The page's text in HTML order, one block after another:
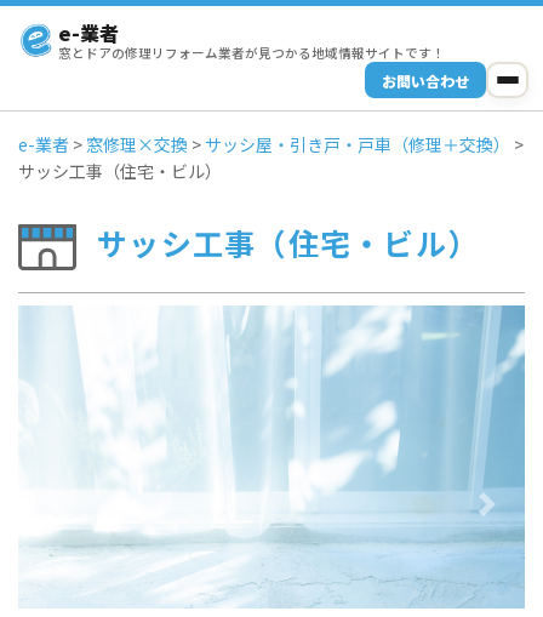
e-業者
窓とドアの修理リフォーム業者が見つかる地域情報サイトです！
お問い合わせ
e-業者 > 窓修理×交換 > サッシ屋・引き戸・戸車（修理＋交換）
>
サッシ工事（住宅・ビル）
サッシ工事（住宅・ビル）
Next